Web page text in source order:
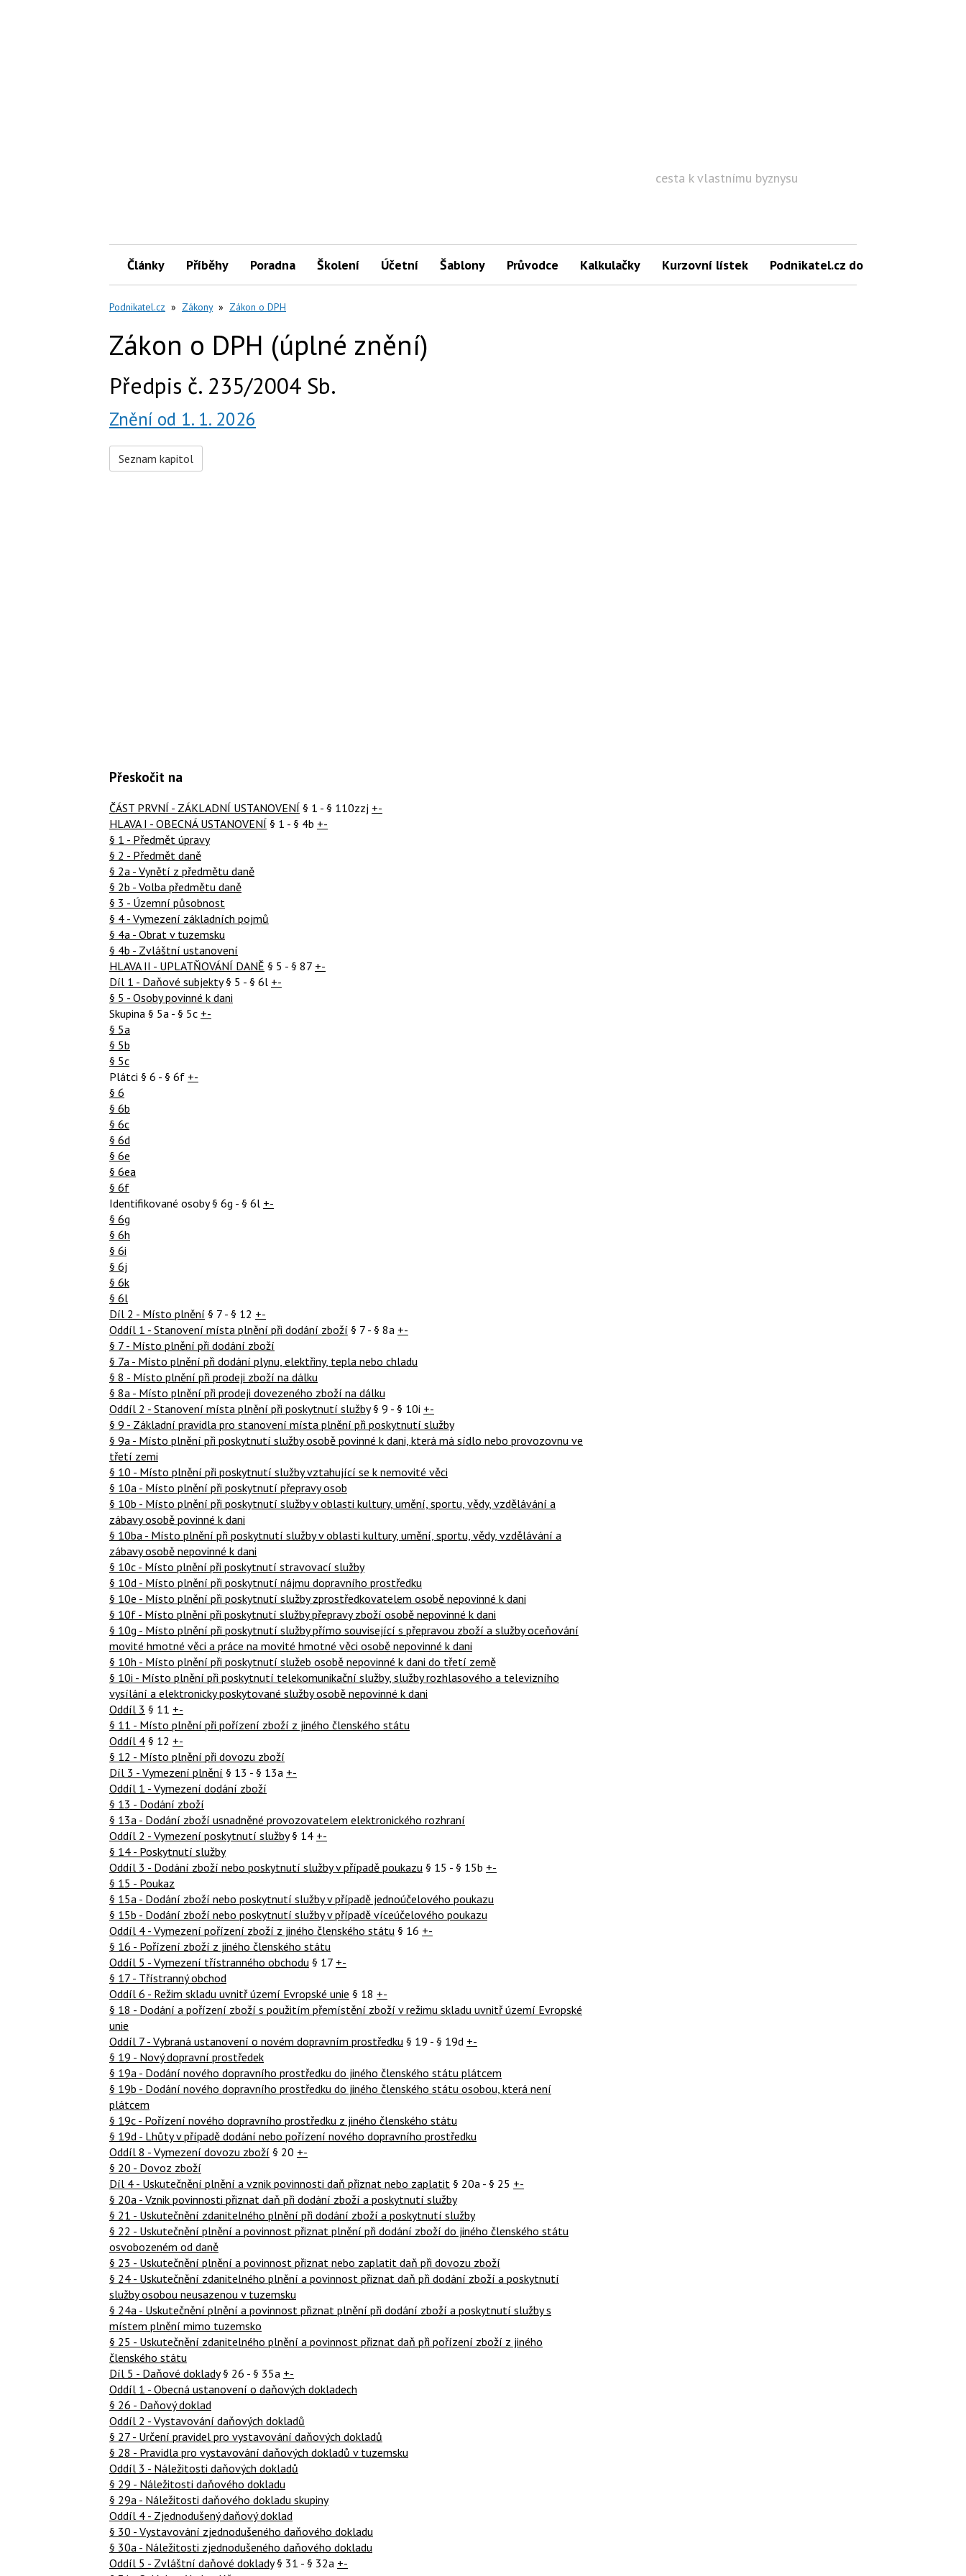
cesta k vlastnímu byznysu
Články Příběhy Poradna Školení Účetní Šablony Průvodce Kalkulačky Kurzovní lístek Podnikatel.cz do mailu
Podnikatel.cz » Zákony » Zákon o DPH
Zákon o DPH (úplné znění)
Předpis č. 235/2004 Sb.
Znění od 1. 1. 2026
Seznam kapitol
Přeskočit na
ČÁST PRVNÍ - ZÁKLADNÍ USTANOVENÍ § 1 - § 110zzj +-
HLAVA I - OBECNÁ USTANOVENÍ § 1 - § 4b +-
§ 1 - Předmět úpravy
§ 2 - Předmět daně
§ 2a - Vynětí z předmětu daně
§ 2b - Volba předmětu daně
§ 3 - Územní působnost
§ 4 - Vymezení základních pojmů
§ 4a - Obrat v tuzemsku
§ 4b - Zvláštní ustanovení
HLAVA II - UPLATŇOVÁNÍ DANĚ § 5 - § 87 +-
Díl 1 - Daňové subjekty § 5 - § 6l +-
§ 5 - Osoby povinné k dani
Skupina § 5a - § 5c +-
§ 5a
§ 5b
§ 5c
Plátci § 6 - § 6f +-
§ 6
§ 6b
§ 6c
§ 6d
§ 6e
§ 6ea
§ 6f
Identifikované osoby§ 6g - § 6l +-
§ 6g
§ 6h
§ 6i
§ 6j
§ 6k
§ 6l
Díl 2 - Místo plnění § 7 - § 12 +-
Oddíl 1 - Stanovení místa plnění při dodání zboží § 7 - § 8a +-
§ 7 - Místo plnění při dodání zboží
§ 7a - Místo plnění při dodání plynu, elektřiny, tepla nebo chladu
§ 8 - Místo plnění při prodeji zboží na dálku
§ 8a - Místo plnění při prodeji dovezeného zboží na dálku
Oddíl 2 - Stanovení místa plnění při poskytnutí služby § 9 - § 10i +-
§ 9 - Základní pravidla pro stanovení místa plnění při poskytnutí služby
§ 9a - Místo plnění při poskytnutí služby osobě povinné k dani, která má sídlo nebo provozovnu ve
třetí zemi
§ 10 - Místo plnění při poskytnutí služby vztahující se k nemovité věci
§ 10a - Místo plnění při poskytnutí přepravy osob
§ 10b - Místo plnění při poskytnutí služby v oblasti kultury, umění, sportu, vědy, vzdělávání a
zábavy osobě povinné k dani
§ 10ba - Místo plnění při poskytnutí služby v oblasti kultury, umění, sportu, vědy, vzdělávání a
zábavy osobě nepovinné k dani
§ 10c - Místo plnění při poskytnutí stravovací služby
§ 10d - Místo plnění při poskytnutí nájmu dopravního prostředku
§ 10e - Místo plnění při poskytnutí služby zprostředkovatelem osobě nepovinné k dani
§ 10f - Místo plnění při poskytnutí služby přepravy zboží osobě nepovinné k dani
§ 10g - Místo plnění při poskytnutí služby přímo související s přepravou zboží a služby oceňování
movité hmotné věci a práce na movité hmotné věci osobě nepovinné k dani
§ 10h - Místo plnění při poskytnutí služeb osobě nepovinné k dani do třetí země
§ 10i - Místo plnění při poskytnutí telekomunikační služby, služby rozhlasového a televizního
vysílání a elektronicky poskytované služby osobě nepovinné k dani
Oddíl 3 § 11 +-
§ 11 - Místo plnění při pořízení zboží z jiného členského státu
Oddíl 4 § 12 +-
§ 12 - Místo plnění při dovozu zboží
Díl 3 - Vymezení plnění § 13 - § 13a +-
Oddíl 1 - Vymezení dodání zboží
§ 13 - Dodání zboží
§ 13a - Dodání zboží usnadněné provozovatelem elektronického rozhraní
Oddíl 2 - Vymezení poskytnutí služby § 14 +-
§ 14 - Poskytnutí služby
Oddíl 3 - Dodání zboží nebo poskytnutí služby v případě poukazu § 15 - § 15b +-
§ 15 - Poukaz
§ 15a - Dodání zboží nebo poskytnutí služby v případě jednoúčelového poukazu
§ 15b - Dodání zboží nebo poskytnutí služby v případě víceúčelového poukazu
Oddíl 4 - Vymezení pořízení zboží z jiného členského státu § 16 +-
§ 16 - Pořízení zboží z jiného členského státu
Oddíl 5 - Vymezení třístranného obchodu § 17 +-
§ 17 - Třístranný obchod
Oddíl 6 - Režim skladu uvnitř území Evropské unie § 18 +-
§ 18 - Dodání a pořízení zboží s použitím přemístění zboží v režimu skladu uvnitř území Evropské
unie
Oddíl 7 - Vybraná ustanovení o novém dopravním prostředku § 19 - § 19d +-
§ 19 - Nový dopravní prostředek
§ 19a - Dodání nového dopravního prostředku do jiného členského státu plátcem
§ 19b - Dodání nového dopravního prostředku do jiného členského státu osobou, která není
plátcem
§ 19c - Pořízení nového dopravního prostředku z jiného členského státu
§ 19d - Lhůty v případě dodání nebo pořízení nového dopravního prostředku
Oddíl 8 - Vymezení dovozu zboží § 20 +-
§ 20 - Dovoz zboží
Díl 4 - Uskutečnění plnění a vznik povinnosti daň přiznat nebo zaplatit § 20a - § 25 +-
§ 20a - Vznik povinnosti přiznat daň při dodání zboží a poskytnutí služby
§ 21 - Uskutečnění zdanitelného plnění při dodání zboží a poskytnutí služby
§ 22 - Uskutečnění plnění a povinnost přiznat plnění při dodání zboží do jiného členského státu
osvobozeném od daně
§ 23 - Uskutečnění plnění a povinnost přiznat nebo zaplatit daň při dovozu zboží
§ 24 - Uskutečnění zdanitelného plnění a povinnost přiznat daň při dodání zboží a poskytnutí
služby osobou neusazenou v tuzemsku
§ 24a - Uskutečnění plnění a povinnost přiznat plnění při dodání zboží a poskytnutí služby s
místem plnění mimo tuzemsko
§ 25 - Uskutečnění zdanitelného plnění a povinnost přiznat daň při pořízení zboží z jiného
členského státu
Díl 5 - Daňové doklady § 26 - § 35a +-
Oddíl 1 - Obecná ustanovení o daňových dokladech
§ 26 - Daňový doklad
Oddíl 2 - Vystavování daňových dokladů
§ 27 - Určení pravidel pro vystavování daňových dokladů
§ 28 - Pravidla pro vystavování daňových dokladů v tuzemsku
Oddíl 3 - Náležitosti daňových dokladů
§ 29 - Náležitosti daňového dokladu
§ 29a - Náležitosti daňového dokladu skupiny
Oddíl 4 - Zjednodušený daňový doklad
§ 30 - Vystavování zjednodušeného daňového dokladu
§ 30a - Náležitosti zjednodušeného daňového dokladu
Oddíl 5 - Zvláštní daňové doklady § 31 - § 32a +-